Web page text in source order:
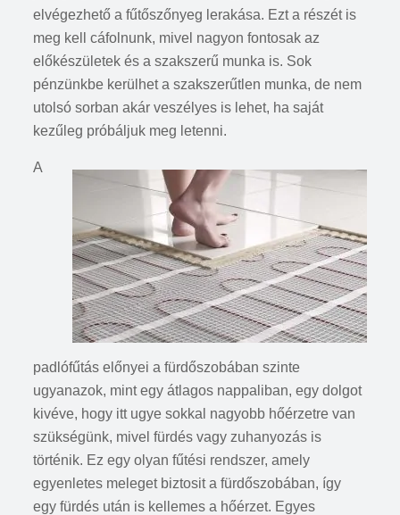
elvégezhető a fűtőszőnyeg lerakása. Ezt a részét is
meg kell cáfolnunk, mivel nagyon fontosak az
előkészületek és a szakszerű munka is. Sok
pénzünkbe kerülhet a szakszerűtlen munka, de nem
utolsó sorban akár veszélyes is lehet, ha saját
kezűleg próbáljuk meg letenni.
A
padlófűtás előnyei a fürdőszobában szinte
ugyanazok, mint egy átlagos nappaliban, egy dolgot
kivéve, hogy itt ugye sokkal nagyobb hőérzetre van
szükségünk, mivel fürdés vagy zuhanyozás is
történik. Ez egy olyan fűtési rendszer, amely
egyenletes meleget biztosit a fürdőszobában, így
egy fürdés után is kellemes a hőérzet. Egyes